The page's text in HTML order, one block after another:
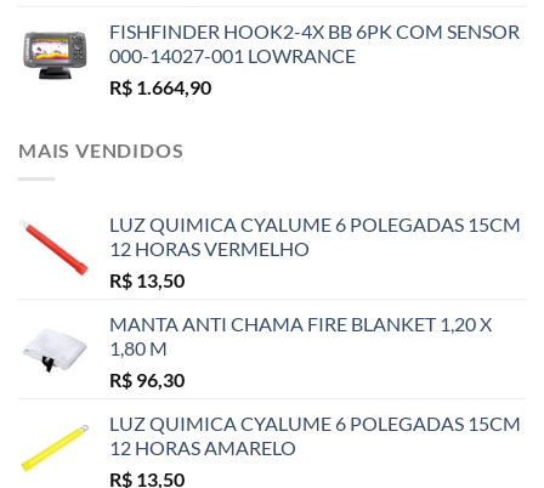
FISHFINDER HOOK2-4X BB 6PK COM SENSOR
000-14027-001 LOWRANCE
R$ 1.664,90
MAIS VENDIDOS
LUZ QUIMICA CYALUME 6 POLEGADAS 15CM
12 HORAS VERMELHO
R$ 13,50
MANTA ANTI CHAMA FIRE BLANKET 1,20 X
1,80 M
R$ 96,30
LUZ QUIMICA CYALUME 6 POLEGADAS 15CM
12 HORAS AMARELO
R$ 13,50